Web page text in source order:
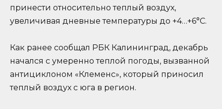
принести относительно теплый воздух,
увеличивая дневные температуры до +4…+6°C.
Как ранее сообщал РБК Калининград, декабрь
начался с умеренно теплой погоды, вызванной
антициклоном «Клеменс», который приносил
теплый воздух с юга в регион.